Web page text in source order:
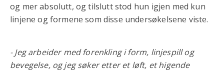
og mer absolutt, og tilslutt stod hun igjen med kun
linjene og formene som disse undersøkelsene viste.
- Jeg arbeider med forenkling i form, linjespill og
bevegelse, og jeg søker etter et løft, et higende